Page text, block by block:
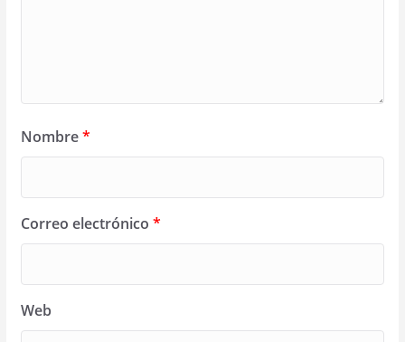
Nombre*
Correo electrónico *
Web